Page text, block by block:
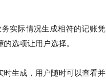
实际情况生成相符的记账凭
选项让用户选择。
时生成，用户随时可以查看并